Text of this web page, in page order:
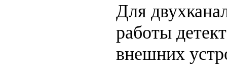
Для
работы
внешних